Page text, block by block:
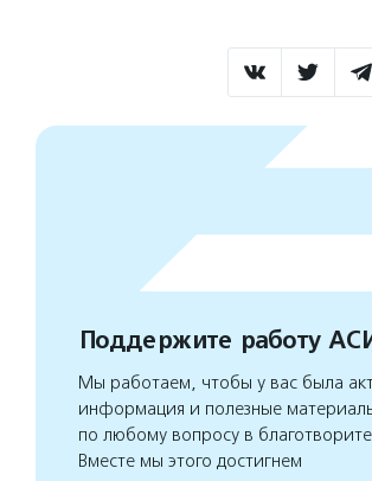
Поддержите работу
Мы работаем, чтобы у вас была
информация и полезные
по любому вопросу в
Вместе мы этого достигнем